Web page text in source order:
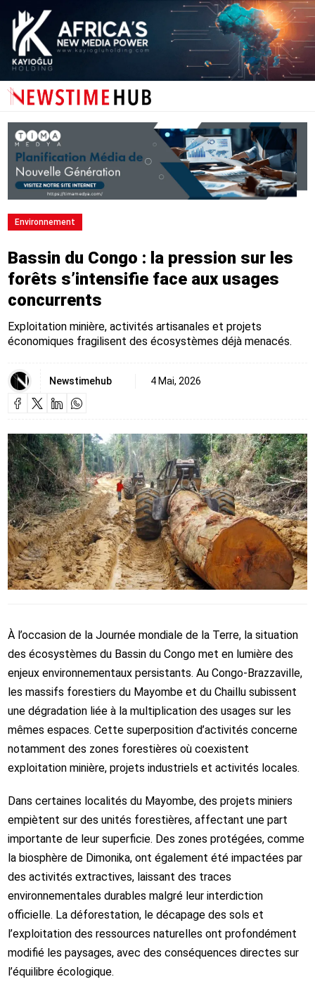
Environnement
Bassin du Congo : la pression sur les
forêts s’intensifie face aux usages
concurrents
Exploitation minière, activités artisanales et projets
économiques fragilisent des écosystèmes déjà menacés.
Newstimehub 4 Mai, 2026
À l’occasion de la Journée mondiale de la Terre, la situation
des écosystèmes du Bassin du Congo met en lumière des
enjeux environnementaux persistants. Au Congo-Brazzaville,
les massifs forestiers du Mayombe et du Chaillu subissent
une dégradation liée à la multiplication des usages sur les
mêmes espaces. Cette superposition d’activités concerne
notamment des zones forestières où coexistent
exploitation minière, projets industriels et activités locales.
Dans certaines localités du Mayombe, des projets miniers
empiètent sur des unités forestières, affectant une part
importante de leur superficie. Des zones protégées, comme
la biosphère de Dimonika, ont également été impactées par
des activités extractives, laissant des traces
environnementales durables malgré leur interdiction
officielle. La déforestation, le décapage des sols et
l’exploitation des ressources naturelles ont profondément
modifié les paysages, avec des conséquences directes sur
l’équilibre écologique.